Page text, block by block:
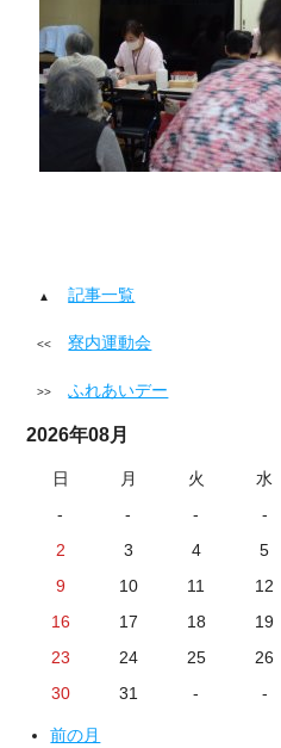
記事一覧
寮内運動会
ふれあいデー
2026年08月
日 月 火 水
-
- - -
2
3 4 5
9
10 11 12
16
17 18 19
23
24 25 26
30
31 - -
前の月